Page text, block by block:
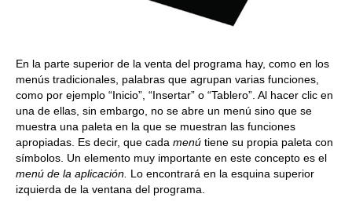
En la parte superior de la venta del programa hay, como en los
menús tradicionales, palabras que agrupan varias funciones,
como por ejemplo “Inicio”, “Insertar” o “Tablero”. Al hacer clic en
una de ellas, sin embargo, no se abre un menú sino que se
muestra una paleta en la que se muestran las funciones
apropiadas. Es decir, que cada menú tiene su propia paleta con
símbolos. Un elemento muy importante en este concepto es el
menú de la aplicación. Lo encontrará en la esquina superior
izquierda de la ventana del programa.